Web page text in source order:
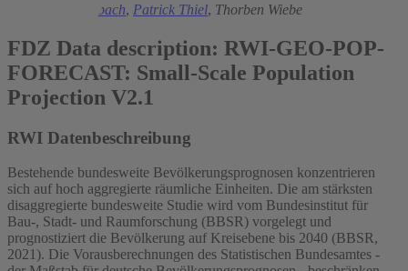
Philipp Breidenbach, Patrick Thiel, Thorben Wiebe
FDZ Data description: RWI-GEO-POP-
FORECAST: Small-Scale Population
Projection V2.1
RWI Datenbeschreibung
Bestehende bundesweite Bevölkerungsprognosen konzentrieren
sich auf hoch aggregierte räumliche Einheiten. Die am stärksten
disaggregierte bundesweite Studie wird vom Bundesinstitut für
Bau-, Stadt- und Raumforschung (BBSR) vorgelegt und
prognostiziert die Bevölkerung auf Kreisebene bis 2040 (BBSR,
2021). Die Vorausberechnungen des Statistischen Bundesamtes -